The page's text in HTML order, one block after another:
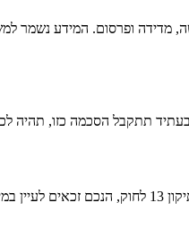
תתקבל הסכמה כזו, תהיה